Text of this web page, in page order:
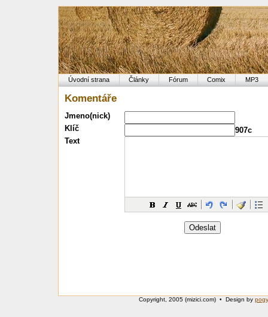
Úvodní strana Články Fórum Comix MP3
Komentáře
Jmeno(nick)
Klíč
907c
Text
Copyright, 2005 (mizici.com) • Design by